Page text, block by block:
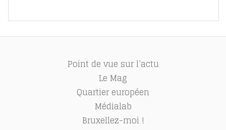
Point de vue sur l’actu
Le Mag
Quartier européen
Médialab
Bruxellez-moi !